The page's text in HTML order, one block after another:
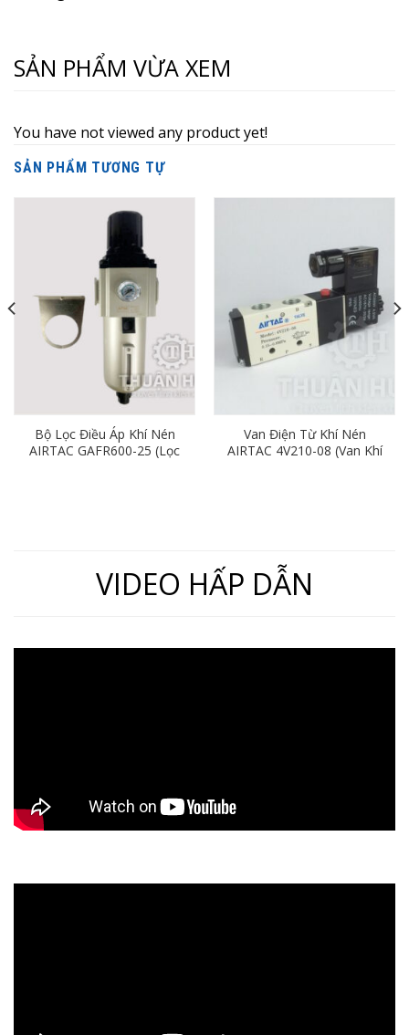
SẢN PHẨM VỪA XEM
You have not viewed any product yet!
SẢN PHẨM TƯƠNG TỰ
Bộ Lọc Điều Áp Khí Nén
AIRTAC GAFR600-25 (Lọc
Van Điện Từ Khí Nén
AIRTAC 4V210-08 (Van Khí
VIDEO HẤP DẪN